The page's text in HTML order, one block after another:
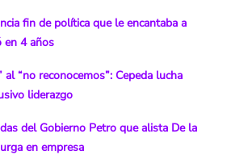
fin de política que le encantaba a
en 4 años
al “no reconocemos”: Cepeda lucha
liderazgo
del Gobierno Petro que alista De la
en empresa